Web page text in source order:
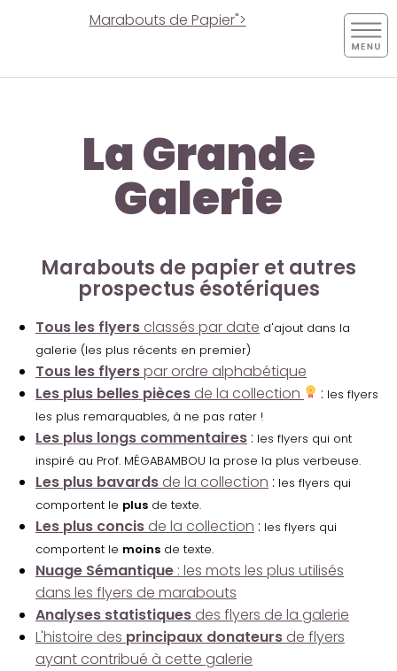
Marabouts de Papier">
La Grande
Galerie
Marabouts de papier et autres
prospectus ésotériques
Tous les flyers classés par date d'ajout dans la
galerie (les plus récents en premier)
Tous les flyerspar ordre alphabétique
Les plus belles pièces de la collection : les flyers
les plus remarquables, à ne pas rater !
Les plus longs commentaires : les flyers qui ont
inspiré au Prof. MÉGABAMBOU la prose la plus verbeuse.
Les plus bavards de la collection : les flyers qui
comportent le plus de texte.
Les plus concis de la collection : les flyers qui
comportent le moins de texte.
Nuage Sémantique : les mots les plus utilisés
dans les flyers de marabouts
Analyses statistiques des flyers de la galerie
L'histoire des principaux donateurs de flyers
ayant contribué à cette galerie